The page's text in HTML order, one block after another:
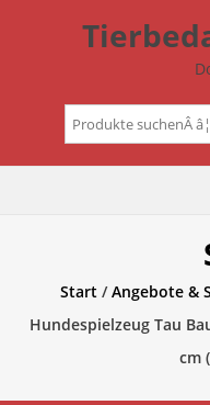
Suchen
nach:
Start /Angebote &
Hundespielzeug Tau
cm